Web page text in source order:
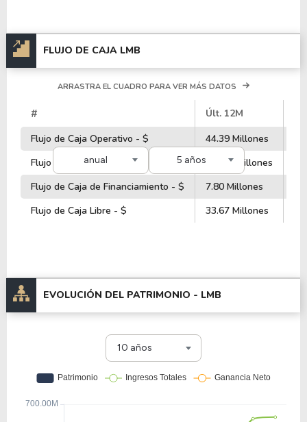
FLUJO DE CAJA LMB
anual 5 años
ARRASTRA EL CUADRO PARA VER MÁS DATOS
# Últ. 12M
Flujo de Caja Operativo - $
44.39 Millones
Flujo de Caja de Inversiones - $
-65.77 Millones
Flujo de Caja de Financiamiento - $
7.80 Millones
Flujo de Caja Libre - $
33.67 Millones
EVOLUCIÓN DEL PATRIMONIO - LMB
10 años